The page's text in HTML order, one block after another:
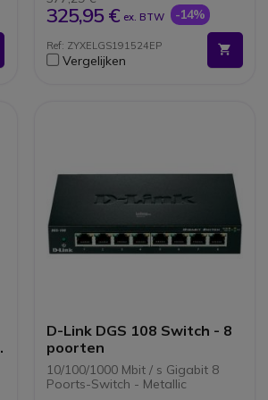
325,95 € ex. BTW -14%
Ref: ZYXELGS191524EP
Vergelijken
D-Link DGS 108 Switch - 8
poorten
10/100/1000 Mbit / s Gigabit 8
Poorts-Switch - Metallic